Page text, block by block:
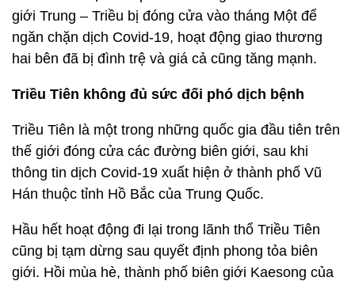
giới Trung – Triều bị đóng cửa vào tháng Một để
ngăn chặn dịch Covid-19, hoạt động giao thương
hai bên đã bị đình trệ và giá cả cũng tăng mạnh.
Triều Tiên không đủ sức đối phó dịch bệnh
Triều Tiên là một trong những quốc gia đầu tiên trên
thế giới đóng cửa các đường biên giới, sau khi
thông tin dịch Covid-19 xuất hiện ở thành phố Vũ
Hán thuộc tỉnh Hồ Bắc của Trung Quốc.
Hầu hết hoạt động đi lại trong lãnh thổ Triều Tiên
cũng bị tạm dừng sau quyết định phong tỏa biên
giới. Hồi mùa hè, thành phố biên giới Kaesong của